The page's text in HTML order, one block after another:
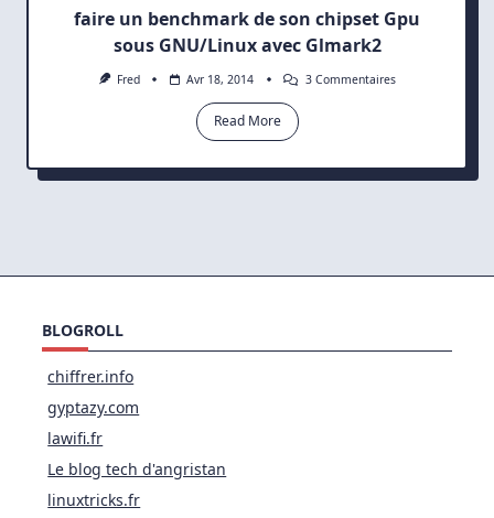
faire un benchmark de son chipset Gpu
sous GNU/Linux avec Glmark2
Fred Avr 18, 2014 3 CommentairesSur
Chipset
Read More
BLOGROLL
chiffrer.info
gyptazy.com
lawifi.fr
Le blog tech d'angristan
linuxtricks.fr